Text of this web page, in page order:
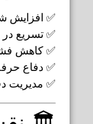
✅ افزایش
✅ تسریع
✅ کاهش
✅ دفاع
✅ مدیریت